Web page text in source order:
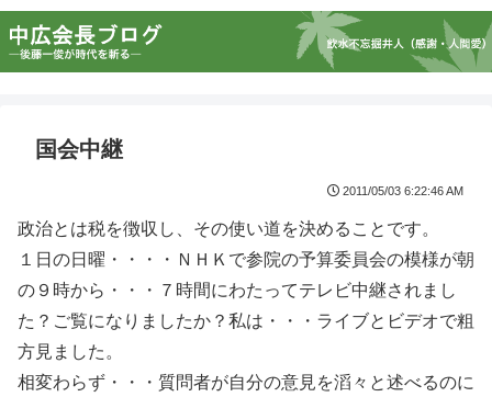
国会中継
2011/05/03 6:22:46 AM
政治とは税を徴収し、その使い道を決めることです。
１日の日曜・・・・ＮＨＫで参院の予算委員会の模様が朝
の９時から・・・７時間にわたってテレビ中継されまし
た？ご覧になりましたか？私は・・・ライブとビデオで粗
方見ました。
相変わらず・・・質問者が自分の意見を滔々と述べるのに